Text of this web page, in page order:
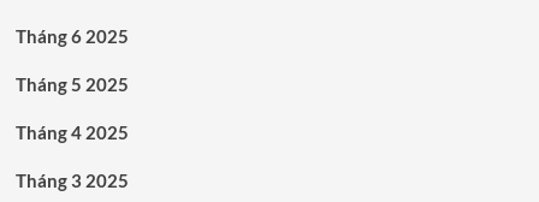
Tháng 6 2025
Tháng 5 2025
Tháng 4 2025
Tháng 3 2025